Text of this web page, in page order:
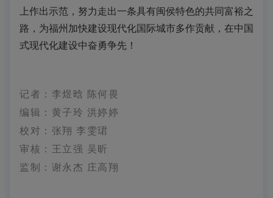
上作出示范，努力走出一条具有闽侯特色的共同富裕之
路，为福州加快建设现代化国际城市多作贡献，在中国
式现代化建设中奋勇争先！
记者： 李煜晗 陈何畏
编辑：黄子玲 洪婷婷
校对：张翔 李雯珺
审核：王立强 吴昕
监制：谢永杰 庄高翔